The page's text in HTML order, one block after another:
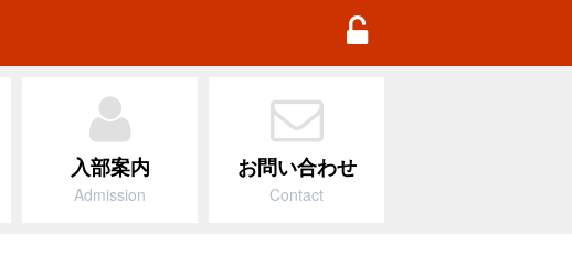
TD Football Academy
入部案内
Admission
お問い合わせ
Contact